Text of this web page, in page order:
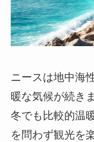
ニースは地中海
暖な気候が続きま
冬でも比較的温
を問わず観光を